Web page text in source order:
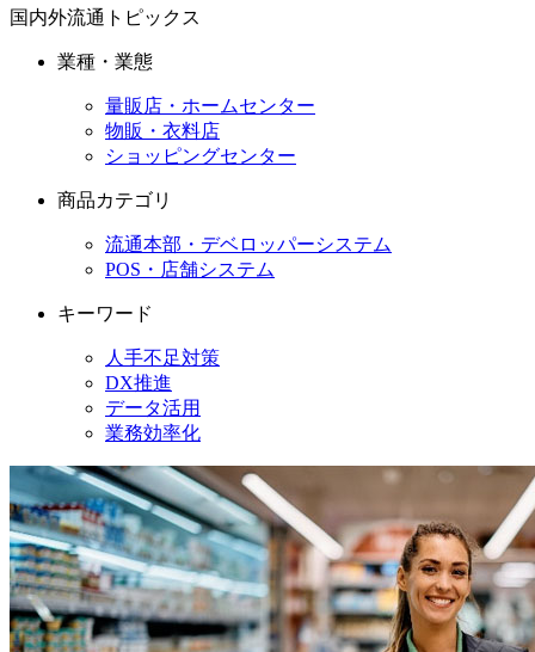
国内外流通トピックス
業種・業態
量販店・ホームセンター
物販・衣料店
ショッピングセンター
商品カテゴリ
流通本部・デベロッパーシステム
POS・店舗システム
キーワード
人手不足対策
DX推進
データ活用
業務効率化